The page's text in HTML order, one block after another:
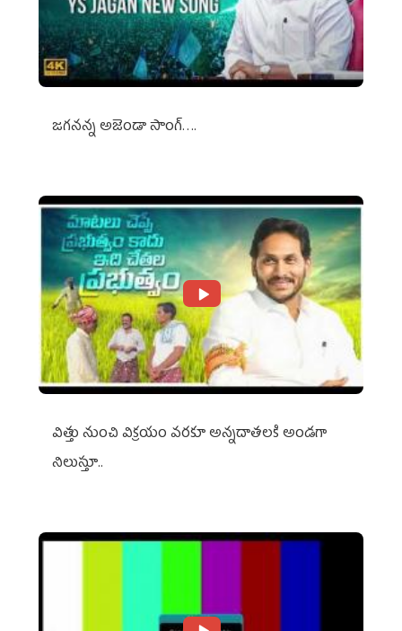
జగనన్న అజెండా సాంగ్….
విత్తు నుంచి విక్రయం వరకూ అన్నదాతలకి అండగా
నిలుస్తూ..